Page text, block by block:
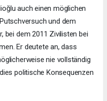
auch einen möglichen
und dem
bei dem 2011 Zivilisten bei
Er deutete an, dass
nie vollständig
politische Konsequenzen